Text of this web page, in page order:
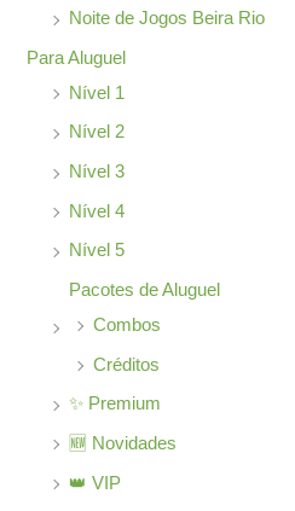
Noite de Jogos Beira Rio
Para Aluguel
Nível 1
Nível 2
Nível 3
Nível 4
Nível 5
Pacotes de Aluguel
Combos
Créditos
✨ Premium
🆕 Novidades
👑 VIP